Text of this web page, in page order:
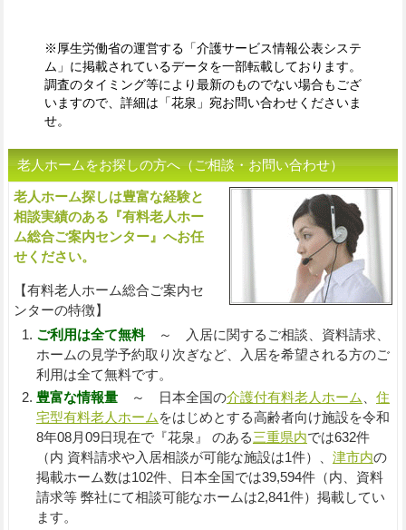
※厚生労働省の運営する「介護サービス情報公表システ
ム」に掲載されているデータを一部転載しております。
調査のタイミング等により最新のものでない場合もござ
いますので、詳細は「花泉」宛お問い合わせくださいま
せ。
老人ホームをお探しの方へ（ご相談・お問い合わせ）
老人ホーム探しは豊富な経験と
相談実績のある『有料老人ホー
ム総合ご案内センター』へお任
せください。
【有料老人ホーム総合ご案内セ
ンターの特徴】
ご利用は全て無料～ 入居に関するご相談、資料請求、
ホームの見学予約取り次ぎなど、入居を希望される方のご
利用は全て無料です。
豊富な情報量～ 日本全国の介護付有料老人ホーム
住
宅型有料老人ホーム をはじめとする高齢者向け施設を令和
8年08月09日現在で『花泉』 のある三重県内では632件
（内 資料請求や入居相談が可能な施設は1件）、 津市内の
掲載ホーム数は102件、日本全国では39,594件（内、資料
請求等 弊社にて相談可能なホームは2,841件）掲載してい
ます。